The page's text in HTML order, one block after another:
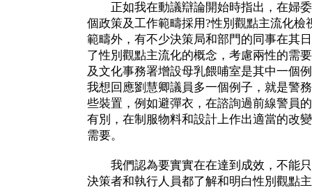
正如我在動議辯論開始時指出，在婦委
個政策及工作範疇採用?性別觀點主流化檢
範疇外，有不少決策局和部門的同事在其
了性別觀點主流化的概念，考慮兩性的需
及文化事務署增設母乳餵哺室是其中一個
我想回應劉慧卿議員多一個例子，就是警
些裝置，例如避彈衣，在諮詢過前線警員
有別，在制服物料和設計上作出適當的改
需要。
我們認為要實實在在達到成效，不能只
決策者和執行人員都了解和明白性別觀點